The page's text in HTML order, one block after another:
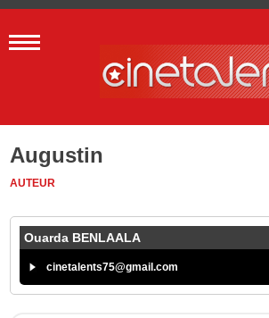
Augustin
AUTEUR
Ouarda BENLAALA
cinetalents75@gmail.com